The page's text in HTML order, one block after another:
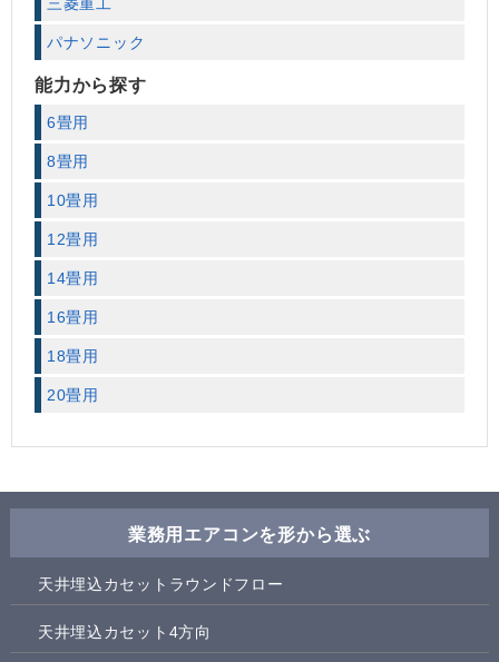
パナソニック
能力から探す
6畳用
8畳用
10畳用
12畳用
14畳用
16畳用
18畳用
20畳用
業務用エアコンを形から選ぶ
天井埋込カセットラウンドフロー
天井埋込カセット4方向